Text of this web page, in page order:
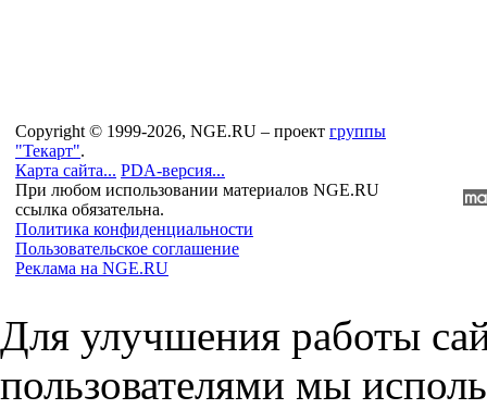
Copyright © 1999-2026, NGE.RU – проект группы
"Текарт".
Карта сайта... PDA-версия...
При любом использовании материалов NGE.RU
ссылка обязательна.
Политика конфиденциальности
Пользовательское соглашение
Реклама на NGE.RU
Для улучшения работы
пользователями мы